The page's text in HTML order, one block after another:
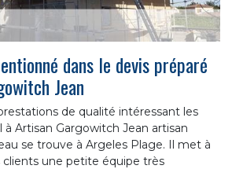
dans le devis préparé
Jean
de qualité intéressant les
à Artisan Gargowitch Jean artisan
se trouve à Argeles Plage. Il met à
clients une petite équipe très